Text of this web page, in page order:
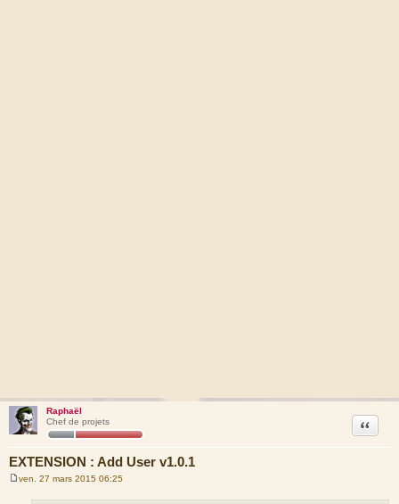
Raphaël
Chef de projets
EXTENSION : Add User v1.0.1
Citation
ven. 27 mars 2015 06:25